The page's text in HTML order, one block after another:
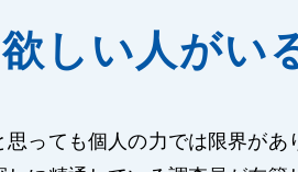
しい人がい
思っても個人の力では限界が